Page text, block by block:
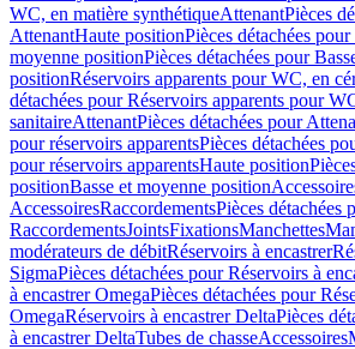
WC, en matière synthétiqueAttenantPièces
AttenantHaute positionPièces détachées
moyenne positionPièces détachées pour
positionRéservoirs apparents pour WC, en
détachées pour Réservoirs apparents pour
sanitaireAttenantPièces détachées pour
pour réservoirs apparentsPièces détachées
pour réservoirs apparentsHaute position
positionBasse et moyenne position
AccessoiresRaccordementsPièces détachées
RaccordementsJointsFixationsManchettes
modérateurs de débitRéservoirs à encastrer
SigmaPièces détachées pour Réservoirs à
à encastrer OmegaPièces détachées pour
OmegaRéservoirs à encastrer DeltaPièces
à encastrer DeltaTubes de chasseAccessoires